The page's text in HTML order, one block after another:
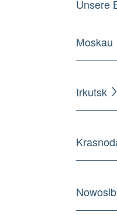
Unsere
Moskau
Irkutsk